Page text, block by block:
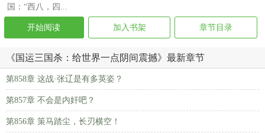
国：“西八，四...
开始阅读 加入书架 章节目录
《国运三国杀：给世界一点阴间震撼》最新章节
第858章 这战·张辽是有多英姿？
第857章 不会是内奸吧？
第856章 策马踏尘，长刃横空！